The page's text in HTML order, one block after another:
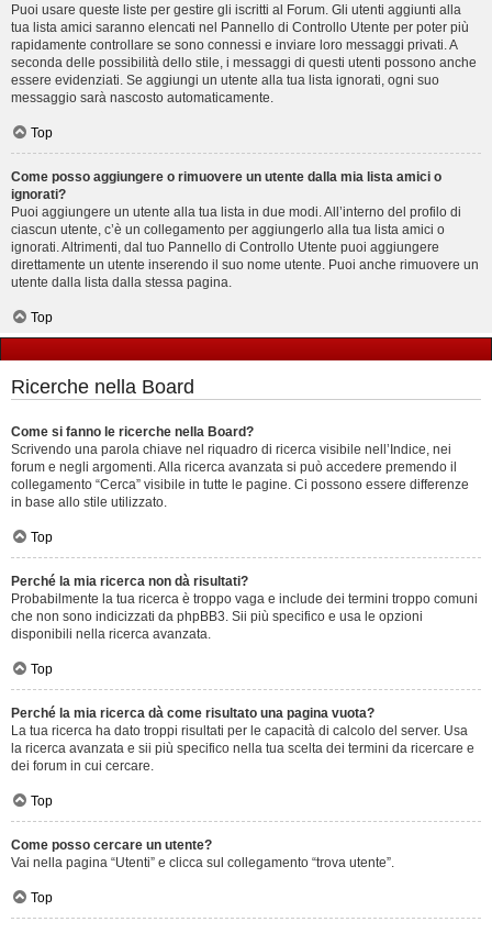
Puoi usare queste liste per gestire gli iscritti al Forum. Gli utenti aggiunti alla
tua lista amici saranno elencati nel Pannello di Controllo Utente per poter più
rapidamente controllare se sono connessi e inviare loro messaggi privati. A
seconda delle possibilità dello stile, i messaggi di questi utenti possono anche
essere evidenziati. Se aggiungi un utente alla tua lista ignorati, ogni suo
messaggio sarà nascosto automaticamente.
Top
Come posso aggiungere o rimuovere un utente dalla mia lista amici o
ignorati?
Puoi aggiungere un utente alla tua lista in due modi. All’interno del profilo di
ciascun utente, c’è un collegamento per aggiungerlo alla tua lista amici o
ignorati. Altrimenti, dal tuo Pannello di Controllo Utente puoi aggiungere
direttamente un utente inserendo il suo nome utente. Puoi anche rimuovere un
utente dalla lista dalla stessa pagina.
Top
Ricerche nella Board
Come si fanno le ricerche nella Board?
Scrivendo una parola chiave nel riquadro di ricerca visibile nell’Indice, nei
forum e negli argomenti. Alla ricerca avanzata si può accedere premendo il
collegamento “Cerca” visibile in tutte le pagine. Ci possono essere differenze
in base allo stile utilizzato.
Top
Perché la mia ricerca non dà risultati?
Probabilmente la tua ricerca è troppo vaga e include dei termini troppo comuni
che non sono indicizzati da phpBB3. Sii più specifico e usa le opzioni
disponibili nella ricerca avanzata.
Top
Perché la mia ricerca dà come risultato una pagina vuota?
La tua ricerca ha dato troppi risultati per le capacità di calcolo del server. Usa
la ricerca avanzata e sii più specifico nella tua scelta dei termini da ricercare e
dei forum in cui cercare.
Top
Come posso cercare un utente?
Vai nella pagina “Utenti” e clicca sul collegamento “trova utente”.
Top